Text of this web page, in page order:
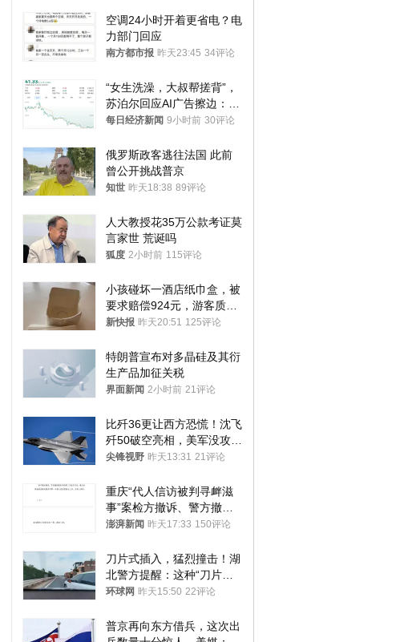
空调24小时开着更省电？电
力部门回应
南方都市报 昨天23:45 34评论
“女生洗澡，大叔帮搓背”，
苏泊尔回应AI广告擦边：视
频全下架，已强化内容管理
每日经济新闻 9小时前 30评论
俄罗斯政客逃往法国 此前
曾公开挑战普京
知世 昨天18:38 89评论
人大教授花35万公款考证莫
言家世 荒诞吗
狐度 2小时前 115评论
小孩碰坏一酒店纸巾盒，被
要求赔偿924元，游客质疑
酒店房客物品超高标价，市
新快报 昨天20:51 125评论
特朗普宣布对多晶硅及其衍
生产品加征关税
界面新闻 2小时前 21评论
比歼36更让西方恐慌！沈飞
歼50破空亮相，美军没攻克
的技术被拿下
尖锋视野 昨天13:31 21评论
重庆“代人信访被判寻衅滋
事”案检方撤诉、警方撤
案，两被告人获国赔
澎湃新闻 昨天17:33 150评论
刀片式插入，猛烈撞击！湖
北警方提醒：这种“刀片超
车”，太危险了
环球网 昨天15:50 22评论
普京再向东方借兵，这次出